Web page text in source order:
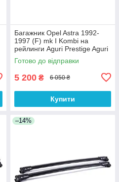
Багажник Opel Astra 1992-
1997 (F) mk I Kombi на
рейлинги Aguri Prestige Aguri
Готово до відправки
5 200 ₴ 6 050 ₴
Купити
–14%